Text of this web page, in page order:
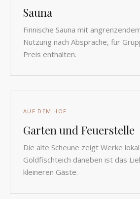
Sauna
Finnische Sauna mit
Nutzung nach Absprache, für
Preis enthalten.
AUF DEM HOF
Garten und Feuerstelle
Die alte Scheune zeigt Werke
Goldfischteich daneben ist das
kleineren Gäste.